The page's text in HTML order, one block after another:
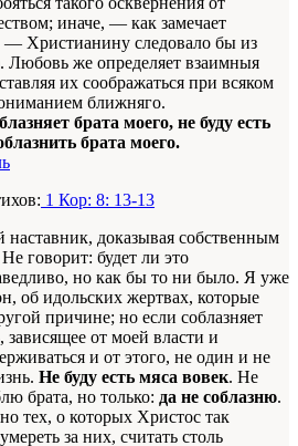
иначе, — как замечает
— Христианину следовало бы из
Любовь же определяет взаимныя
их соображаться при всяком
ближняго.
брата моего, не буду есть
брата моего.
1 Кор: 8: 13-13
наставник, доказывая собственным
говорит: будет ли это
но как бы то ни было. Я уже
об идольских жертвах, которые
причине; но если соблазняет
зависящее от моей власти и
и от этого, не один и не
Не буду есть мяса вовек. Не
брата, но только: да не соблазню.
тех, о которых Христос так
за них, считать столь